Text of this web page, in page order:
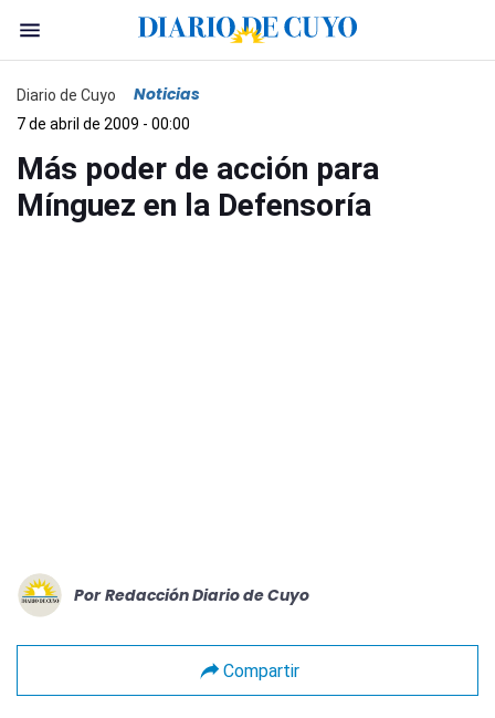
Diario de Cuyo Noticias
7 de abril de 2009 - 00:00
Más poder de acción para
Mínguez en la Defensoría
Por Redacción Diario de Cuyo
Compartir